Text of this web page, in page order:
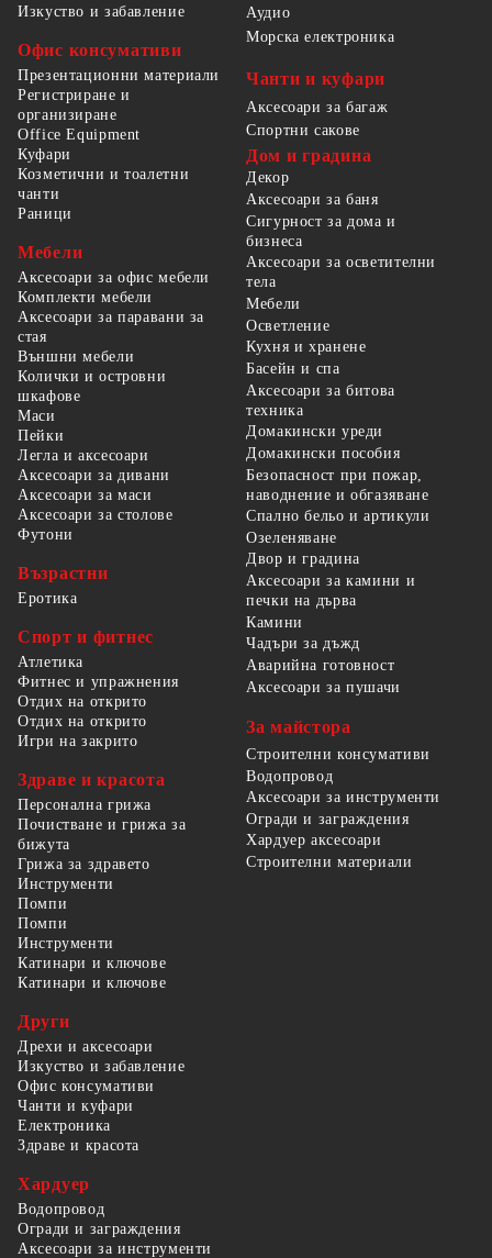
Изкуство и забавление
Офис консумативи
Презентационни материали
Регистриране и
организиране
Office Equipment
Аудио
Морска електроника
Чанти и куфари
Аксесоари за багаж
Спортни сакове
Куфари
Козметични и тоалетни
чанти
Раници
Мебели
Аксесоари за офис мебели
Комплекти мебели
Аксесоари за паравани за
стая
Външни мебели
Колички и островни
шкафове
Маси
Пейки
Легла и аксесоари
Аксесоари за дивани
Аксесоари за маси
Аксесоари за столове
Футони
Възрастни
Еротика
Спорт и фитнес
Атлетика
Фитнес и упражнения
Отдих на открито
Отдих на открито
Игри на закрито
Здраве и красота
Персонална грижа
Почистване и грижа за
бижута
Грижа за здравето
Дом и градина
Декор
Аксесоари за баня
Сигурност за дома и
бизнеса
Аксесоари за осветителни
тела
Мебели
Осветление
Кухня и хранене
Басейн и спа
Аксесоари за битова
техника
Домакински уреди
Домакински пособия
Безопасност при пожар,
наводнение и обгазяване
Спално бельо и артикули
Озеленяване
Двор и градина
Аксесоари за камини и
печки на дърва
Камини
Чадъри за дъжд
Аварийна готовност
Аксесоари за пушачи
За майстора
Строителни консумативи
Водопровод
Аксесоари за инструменти
Огради и заграждения
Хардуер аксесоари
Строителни материали
Инструменти
Помпи
Помпи
Инструменти
Катинари и ключове
Катинари и ключове
Други
Дрехи и аксесоари
Изкуство и забавление
Офис консумативи
Чанти и куфари
Електроника
Здраве и красота
Хардуер
Водопровод
Огради и заграждения
Аксесоари за инструменти